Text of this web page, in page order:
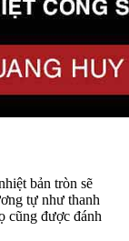
bản tròn sẽ
tự như thanh
cũng được đánh